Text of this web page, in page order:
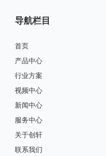
导航栏目
首页
产品中心
行业方案
视频中心
新闻中心
服务中心
关于创轩
联系我们